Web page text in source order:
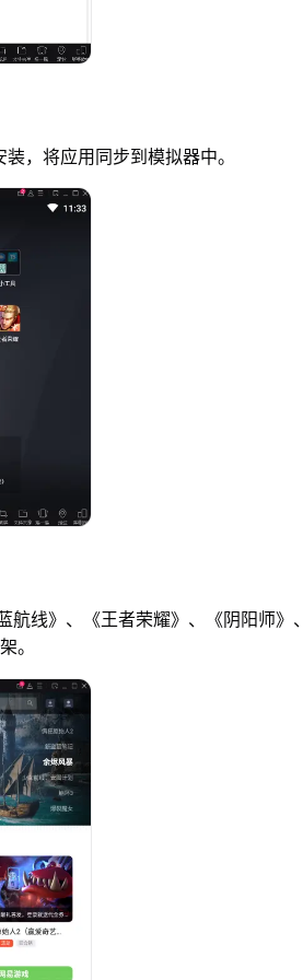
，将应用同步到模拟器中。
线》、《王者荣耀》、《阴阳师》、
。